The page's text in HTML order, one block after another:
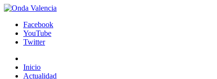
Facebook
YouTube
Twitter
Inicio
Actualidad